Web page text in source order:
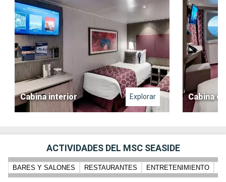
Cabina interior Explorar Cabina
ACTIVIDADES DEL MSC SEASIDE
BARES Y SALONES RESTAURANTES ENTRETENIMIENTO